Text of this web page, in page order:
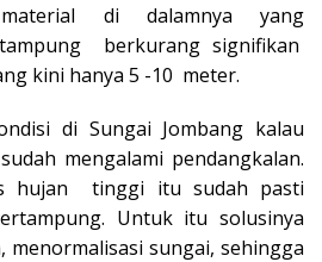
di dalamnya yang
berkurang signifikan
kini hanya 5 -10 meter.
di Sungai Jombang kalau
mengalami pendangkalan.
hujan tinggi itu sudah pasti
Untuk itu solusinya
menormalisasi sungai, sehingga